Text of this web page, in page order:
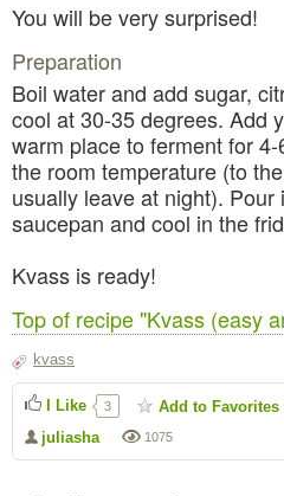
You will be very surprised!
Preparation
Boil water and add sugar,
cool at 30-35 degrees. Add
warm place to ferment for
the room temperature (to
usually leave at night).
saucepan and cool in the
Kvass is ready!
Top of recipe "Kvass (easy
kvass
1075
juliasha
I Like 3 Add to Favorites